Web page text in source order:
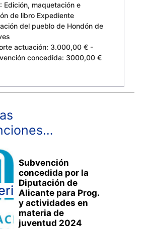
Edición, maquetación e
de libro Expediente
del pueblo de Hondón de
actuación: 3.000,00 € -
concedida: 3000,00 €
Subvención
concedida por la
Diputación de
Alicante para Prog.
y actividades en
materia de
juventud 2024